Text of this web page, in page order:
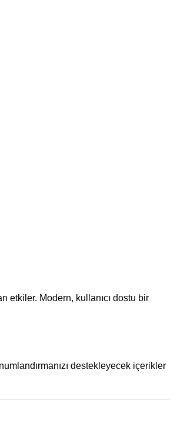
etkiler. Modern, kullanıcı dostu bir
destekleyecek içerikler